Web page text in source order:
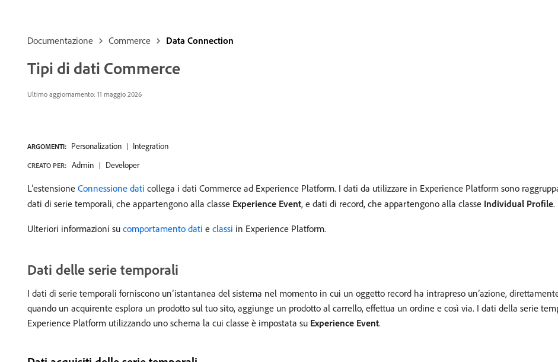
Documentazione Commerce Data Connection
Tipi di dati Commerce
Ultimo aggiornamento: 11 maggio 2026
ARGOMENTI: Personalization Integration
CREATO PER: Admin Developer
L’estensione Connessione dati collega i dati Commerce ad Experience Platform. I dati da utilizzare in Experience Platform sono
dati di serie temporali, che appartengono alla classe Experience Event, e dati di record, che appartengono alla classe Individual Profile.
Ulteriori informazioni su comportamento dati e classi in Experience Platform.
Dati delle serie temporali
I dati di serie temporali forniscono un’istantanea del sistema nel momento in cui un oggetto record ha intrapreso un’azione,
quando un acquirente esplora un prodotto sul tuo sito, aggiunge un prodotto al carrello, effettua un ordine e così via. I dati della serie
Experience Platform utilizzando uno schema la cui classe è impostata su Experience Event.